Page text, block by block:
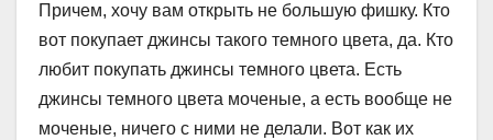
Причем, хочу вам открыть не большую фишку. Кто
вот покупает джинсы такого темного цвета, да. Кто
любит покупать джинсы темного цвета. Есть
джинсы темного цвета моченые, а есть вообще не
моченые, ничего с ними не делали. Вот как их